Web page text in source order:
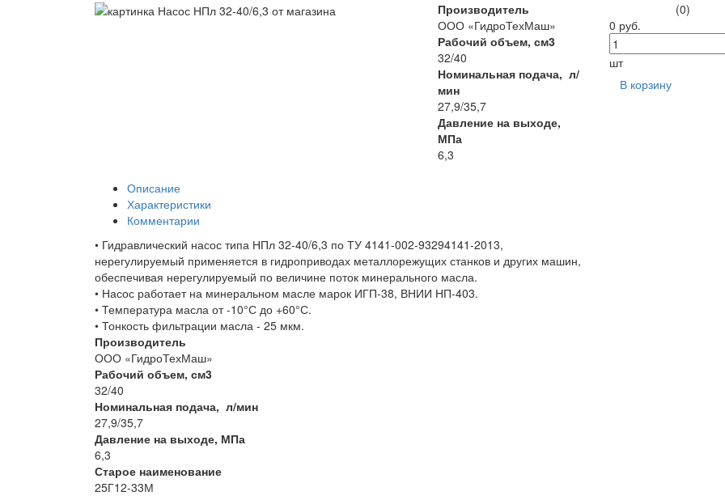
Производитель
ООО «ГидроТехМаш»
Рабочий объем, см3
32/40
Номинальная подача, л/
мин
27,9/35,7
Давление на выходе,
МПа
6,3
(0)
0 руб.
шт
В корзину
Описание
Характеристики
Комментарии
• Гидравлический насос типа НПл 32-40/6,3 по ТУ 4141-002-93294141-2013,
нерегулируемый применяется в гидроприводах металлорежущих станков и других машин,
обеспечивая нерегулируемый по величине поток минерального масла.
• Насос работает на минеральном масле марок ИГП-38, ВНИИ НП-403.
• Температура масла от -10°С до +60°С.
• Тонкость фильтрации масла - 25 мкм.
Производитель
ООО «ГидроТехМаш»
Рабочий объем, см3
32/40
Номинальная подача, л/мин
27,9/35,7
Давление на выходе, МПа
6,3
Старое наименование
25Г12-33М